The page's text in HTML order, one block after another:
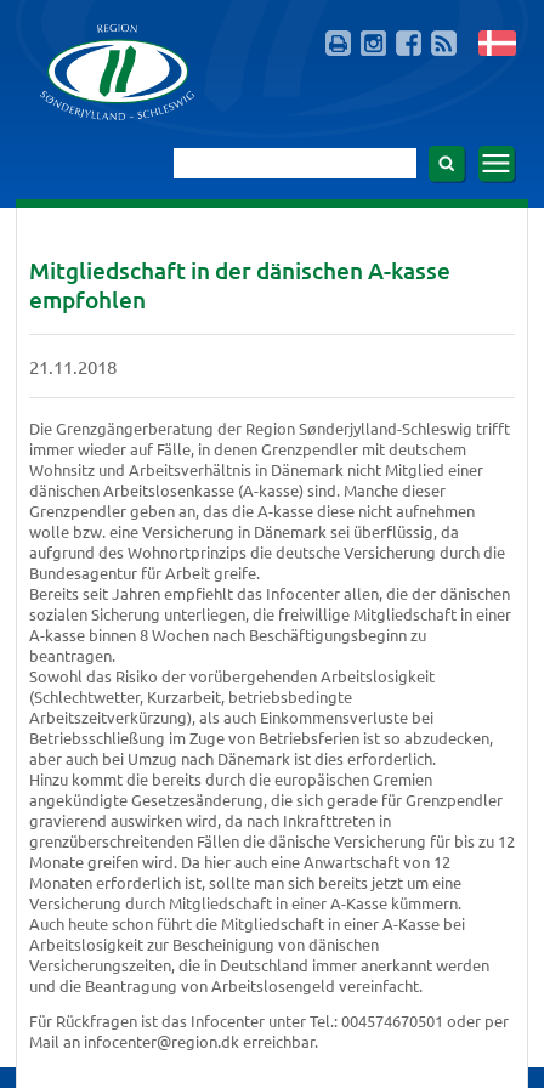
Mitgliedschaft in der dänischen A-kasse
empfohlen
21.11.2018
Die Grenzgängerberatung der Region Sønderjylland-Schleswig trifft
immer wieder auf Fälle, in denen Grenzpendler mit deutschem
Wohnsitz und Arbeitsverhältnis in Dänemark nicht Mitglied einer
dänischen Arbeitslosenkasse (A-kasse) sind. Manche dieser
Grenzpendler geben an, das die A-kasse diese nicht aufnehmen
wolle bzw. eine Versicherung in Dänemark sei überflüssig, da
aufgrund des Wohnortprinzips die deutsche Versicherung durch die
Bundesagentur für Arbeit greife.
Bereits seit Jahren empfiehlt das Infocenter allen, die der dänischen
sozialen Sicherung unterliegen, die freiwillige Mitgliedschaft in einer
A-kasse binnen 8 Wochen nach Beschäftigungsbeginn zu
beantragen.
Sowohl das Risiko der vorübergehenden Arbeitslosigkeit
(Schlechtwetter, Kurzarbeit, betriebsbedingte
Arbeitszeitverkürzung), als auch Einkommensverluste bei
Betriebsschließung im Zuge von Betriebsferien ist so abzudecken,
aber auch bei Umzug nach Dänemark ist dies erforderlich.
Hinzu kommt die bereits durch die europäischen Gremien
angekündigte Gesetzesänderung, die sich gerade für Grenzpendler
gravierend auswirken wird, da nach Inkrafttreten in
grenzüberschreitenden Fällen die dänische Versicherung für bis zu 12
Monate greifen wird. Da hier auch eine Anwartschaft von 12
Monaten erforderlich ist, sollte man sich bereits jetzt um eine
Versicherung durch Mitgliedschaft in einer A-Kasse kümmern.
Auch heute schon führt die Mitgliedschaft in einer A-Kasse bei
Arbeitslosigkeit zur Bescheinigung von dänischen
Versicherungszeiten, die in Deutschland immer anerkannt werden
und die Beantragung von Arbeitslosengeld vereinfacht.
Für Rückfragen ist das Infocenter unter Tel.: 004574670501 oder per
Mail an infocenter@region.dk erreichbar.